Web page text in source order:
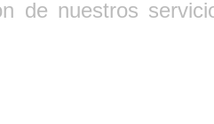
de nuestros